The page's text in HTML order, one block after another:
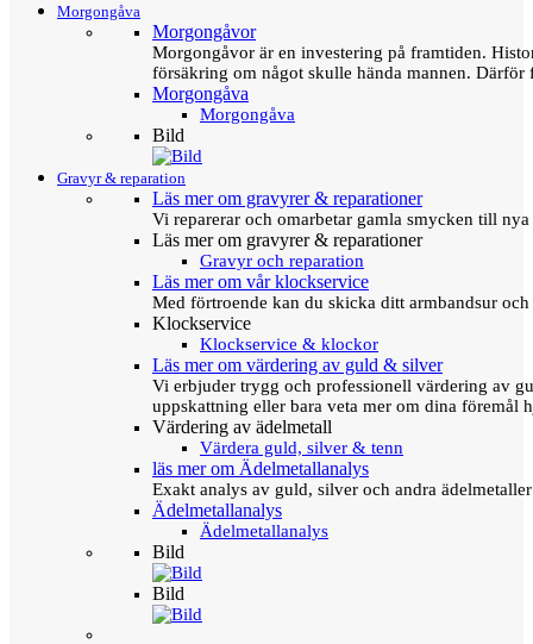
Morgongåva
Morgongåvor
Morgongåvor är en investering på framtiden.
försäkring om något skulle hända mannen.
Morgongåva
Morgongåva
Bild
Gravyr & reparation
Läs mer om gravyrer & reparationer
Vi reparerar och omarbetar gamla smycken till
Läs mer om gravyrer & reparationer
Gravyr och reparation
Läs mer om vår klockservice
Med förtroende kan du skicka ditt armbandsur
Klockservice
Klockservice & klockor
Läs mer om värdering av guld & silver
Vi erbjuder trygg och professionell värdering av
uppskattning eller bara veta mer om dina föremål
Värdering av ädelmetall
Värdera guld, silver & tenn
läs mer om Ädelmetallanalys
Exakt analys av guld, silver och andra
Ädelmetallanalys
Ädelmetallanalys
Bild
Bild